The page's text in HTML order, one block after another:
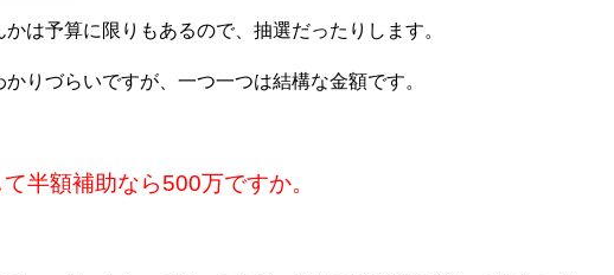
は予算に限りもあるので、抽選だったりします。
りづらいですが、一つ一つは結構な金額です。
半額補助なら500万ですか。